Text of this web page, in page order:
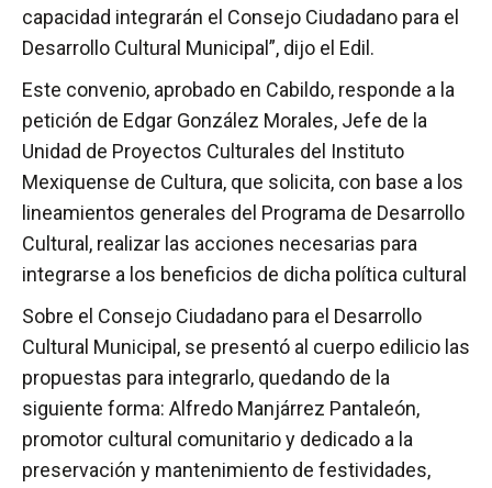
capacidad integrarán el Consejo Ciudadano para el
Desarrollo Cultural Municipal”, dijo el Edil.
Este convenio, aprobado en Cabildo, responde a la
petición de Edgar González Morales, Jefe de la
Unidad de Proyectos Culturales del Instituto
Mexiquense de Cultura, que solicita, con base a los
lineamientos generales del Programa de Desarrollo
Cultural, realizar las acciones necesarias para
integrarse a los beneficios de dicha política cultural
Sobre el Consejo Ciudadano para el Desarrollo
Cultural Municipal, se presentó al cuerpo edilicio las
propuestas para integrarlo, quedando de la
siguiente forma: Alfredo Manjárrez Pantaleón,
promotor cultural comunitario y dedicado a la
preservación y mantenimiento de festividades,